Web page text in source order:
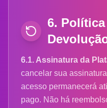
6.
6.1. Assinatura da
cancelar sua
acesso permanecerá
pago. Não há